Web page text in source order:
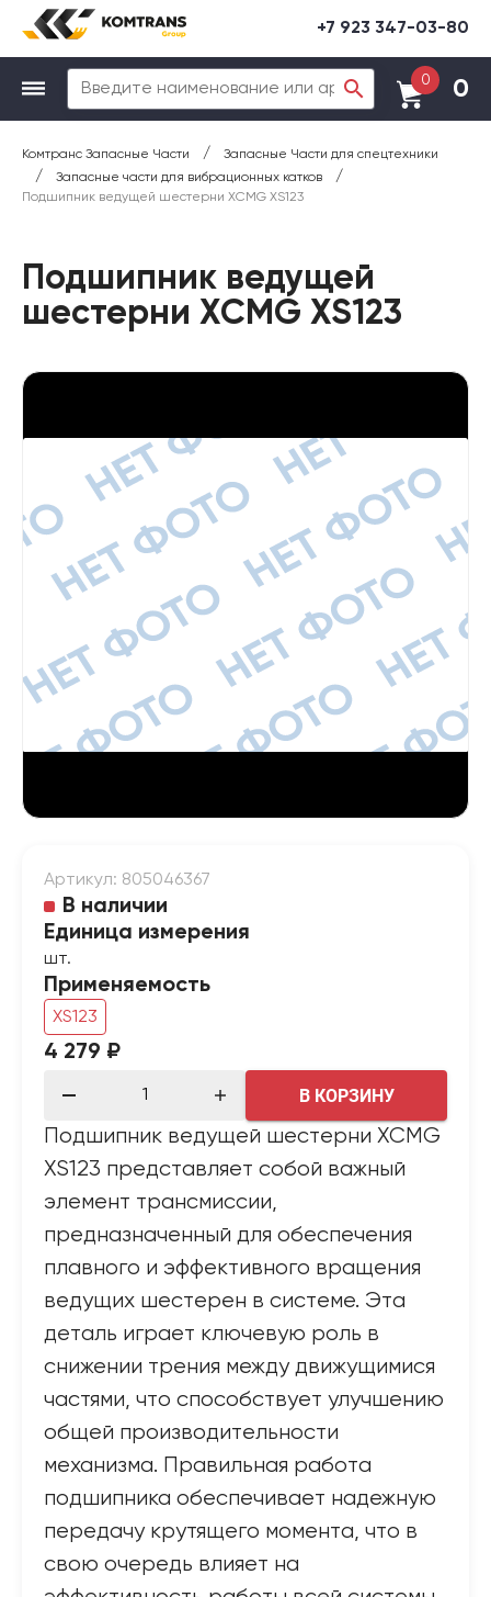
+7 923 347-03-80
0 0
Комтранс Запасные Части / Запасные Части для спецтехники
/ Запасные части для вибрационных катков /
Подшипник ведущей шестерни XCMG XS123
Подшипник ведущей
шестерни XCMG XS123
Артикул: 805046367
В наличии
Единица измерения
шт.
Применяемость
XS123
4 279 ₽
В КОРЗИНУ
Подшипник ведущей шестерни XCMG
XS123 представляет собой важный
элемент трансмиссии,
предназначенный для обеспечения
плавного и эффективного вращения
ведущих шестерен в системе. Эта
деталь играет ключевую роль в
снижении трения между движущимися
частями, что способствует улучшению
общей производительности
механизма. Правильная работа
подшипника обеспечивает надежную
передачу крутящего момента, что в
свою очередь влияет на